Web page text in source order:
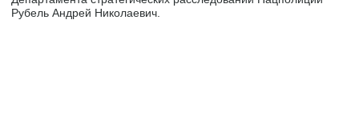
Рубель Андрей Николаевич.